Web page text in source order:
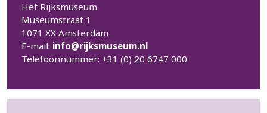
Het Rijksmuseum
Museumstraat 1
1071 XX Amsterdam
E-mail: info@rijksmuseum.nl
Telefoonnummer: +31 (0) 20 6747 000